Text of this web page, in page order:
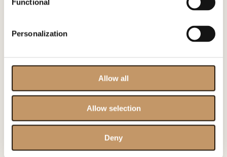
Functional
Personalization
Allow all
Allow selection
Deny
Omenaa Foundation
00-710 Warszawa
kontakt@omenaafoundation.com
pr@omenaafoundation.com
Obserwuj nas:
Numery kont bankowych